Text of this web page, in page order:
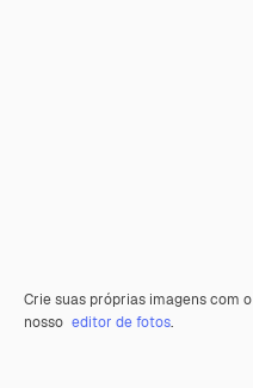
Crie suas próprias imagens com o
nosso editor de fotos.